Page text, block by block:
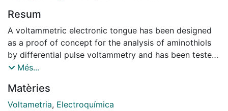
Resum
A voltammetric electronic tongue has been designed
as a proof of concept for the analysis of aminothiols
by differential pulse voltammetry and has been tested
in ternary mixtures of cysteine (Cys), homocysteine
screen-printed electrodes of carbon, carbon
nanofibers and gold cured at low temperature. A
Més...
Matèries
Voltametria, Electroquímica